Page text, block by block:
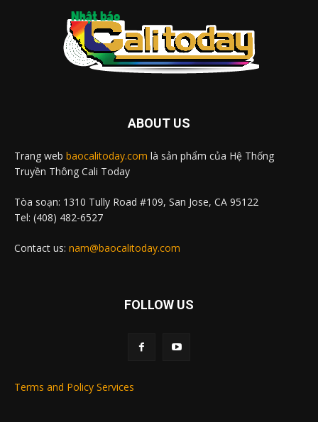
ABOUT US
Trang web baocalitoday.com là sản phẩm của Hệ Thống
Truyền Thông Cali Today
Tòa soạn: 1310 Tully Road #109, San Jose, CA 95122
Tel: (408) 482-6527
Contact us: nam@baocalitoday.com
FOLLOW US
Terms and Policy Services